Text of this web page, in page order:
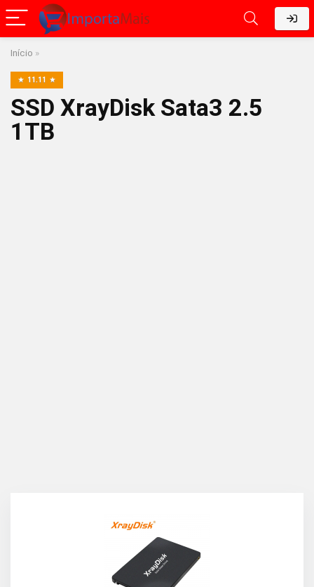
Início »
11.11
SSD XrayDisk Sata3 2.5
1TB